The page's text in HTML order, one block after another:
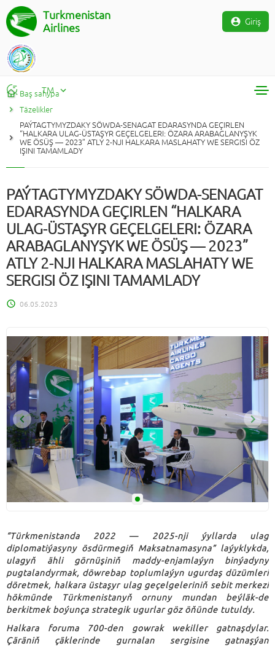
Turkmenistan
Airlines
Giriş
TM
RU
TM
EN
Baş sahypa
Täzelikler
PAÝTAGTYMYZDAKY SÖWDA-SENAGAT EDARASYNDA GEÇIRLEN
“HALKARA ULAG-ÜSTAŞYR GEÇELGELERI: ÖZARA ARABAGLANYŞYK
WE ÖSÜŞ — 2023” ATLY 2-NJI HALKARA MASLAHATY WE SERGISI ÖZ
IŞINI TAMAMLADY
PAÝTAGTYMYZDAKY SÖWDA-SENAGAT
EDARASYNDA GEÇIRLEN “HALKARA
ULAG-ÜSTAŞYR GEÇELGELERI: ÖZARA
ARABAGLANYŞYK WE ÖSÜŞ — 2023”
ATLY 2-NJI HALKARA MASLAHATY WE
SERGISI ÖZ IŞINI TAMAMLADY
06.05.2023
“Türkmenistanda 2022 — 2025-nji ýyllarda ulag
diplomatiýasyny ösdürmegiň Maksatnamasyna” laýyklykda,
ulagyň ähli görnüşiniň maddy-enjamlaýyn binýadyny
pugtalandyrmak, döwrebap toplumlaýyn ugurdaş düzümleri
döretmek, halkara üstaşyr ulag geçelgeleriniň sebit merkezi
hökmünde Türkmenistanyň ornuny mundan beýläk-de
berkitmek boýunça strategik ugurlar göz öňünde tutuldy.
Halkara foruma 700-den gowrak wekiller gatnaşdylar.
Çäräniň çäklerinde gurnalan sergisine gatnaşýan